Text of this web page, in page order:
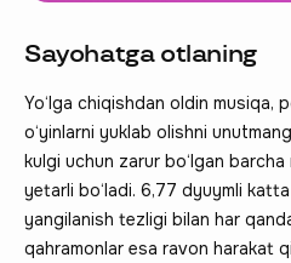
Sayohatga otlaning
Yo‘lga chiqishdan oldin musiqa,
o‘yinlarni yuklab olishni
kulgi uchun zarur bo‘lgan
yetarli bo‘ladi. 6,77 dyuymli
yangilanish tezligi bilan har
qahramonlar esa ravon harakat